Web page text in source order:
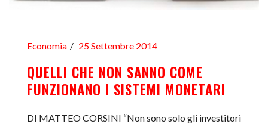
Economia 25 Settembre 2014
QUELLI CHE NON SANNO COME
FUNZIONANO I SISTEMI MONETARI
DI MATTEO CORSINI “Non sono solo gli investitori